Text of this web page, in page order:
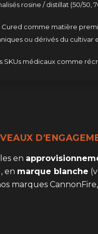
rosine / distillat (50/50,
Cured comme matière
ou dérivés du cultivar
SKUs médicaux comme
en
en marque blanche
marques